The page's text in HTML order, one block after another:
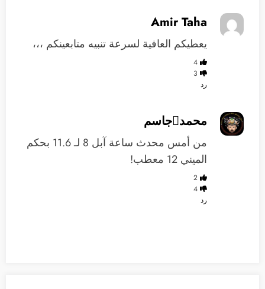
Amir Taha
يعطيكم العافية لسرعة تنبيه متابعينكم ،،،
4
3
رد
محمدجاسم
من أمس محدث ساعة آبل 8 لـ 11.6 بحكم
الميني 12 معطب!
2
4
رد